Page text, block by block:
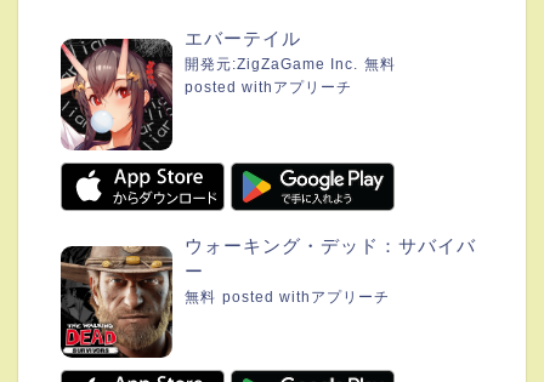
エバーテイル
開発元:ZigZaGame Inc. 無料
posted with アプリーチ
ウォーキング・デッド：サバイバ
ー
無料 posted with アプリーチ